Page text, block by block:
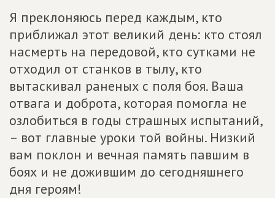
Я преклоняюсь перед каждым, кто
приближал этот великий день: кто стоял
насмерть на передовой, кто сутками не
отходил от станков в тылу, кто
вытаскивал раненых с поля боя. Ваша
отвага и доброта, которая помогла не
озлобиться в годы страшных испытаний,
– вот главные уроки той войны. Низкий
вам поклон и вечная память павшим в
боях и не дожившим до сегодняшнего
дня героям!